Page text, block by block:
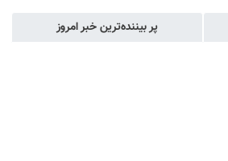
پر بیننده‌ترین خبر امروز